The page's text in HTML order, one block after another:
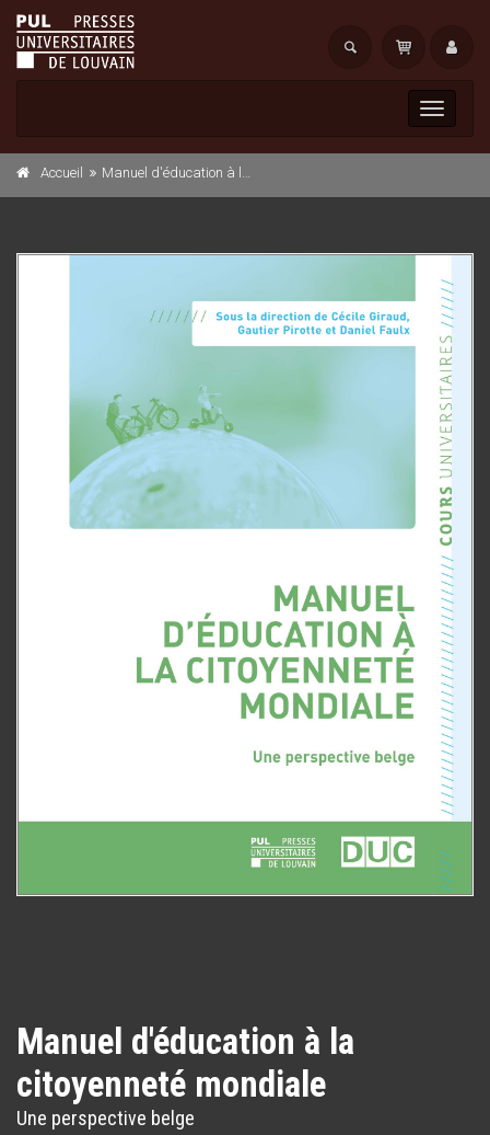
Toggle
Accueil Manuel d'éducation à la citoyenneté mondiale
Manuel d'éducation à la
citoyenneté mondiale
Une perspective belge